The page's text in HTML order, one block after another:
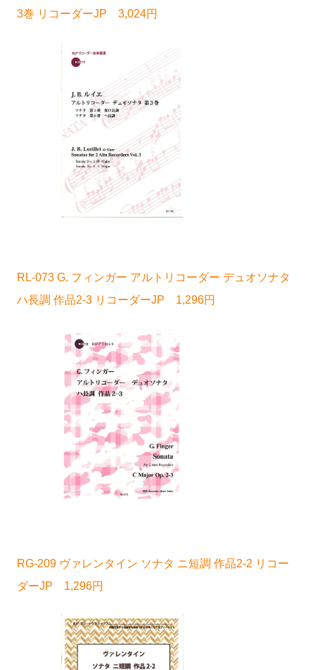
3巻 リコーダーJP 3,024円
RL-073 G. フィンガー アルトリコーダー デュオソナタ
ハ長調 作品2-3 リコーダーJP 1,296円
RG-209 ヴァレンタイン ソナタ ニ短調 作品2-2 リコー
ダーJP 1,296円